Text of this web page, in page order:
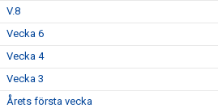
V.8
Vecka 6
Vecka 4
Vecka 3
Årets första vecka